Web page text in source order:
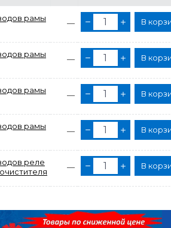
рамы
— В
рамы
— В
рамы
— В
рамы
— В
реле
— В